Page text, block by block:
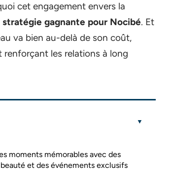
cet engagement envers la
stratégie gagnante pour Nocibé. Et
va bien au-delà de son coût,
les relations à long
moments mémorables avec des
et des événements exclusifs